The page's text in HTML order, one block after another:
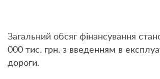
Загальний обсяг фінансування
000 тис. грн. з введенням в
дороги.